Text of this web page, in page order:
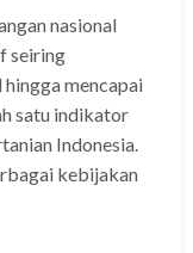
nasional
seiring
mencapai
satu indikator
Indonesia.
kebijakan